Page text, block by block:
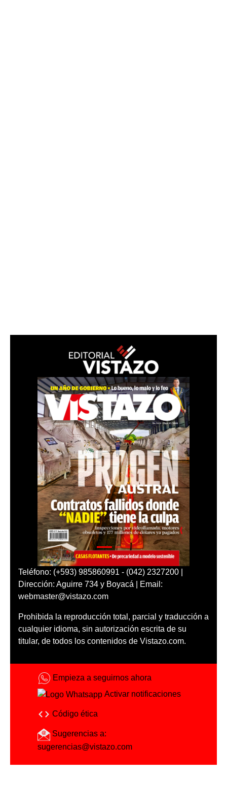
Teléfono: (+593) 985860991 - (042) 2327200 |
Dirección: Aguirre 734 y Boyacá | Email:
webmaster@vistazo.com
Prohibida la reproducción total, parcial y traducción a
cualquier idioma, sin autorización escrita de su
titular, de todos los contenidos de Vistazo.com.
Empieza a seguirnos ahora
Activar notificaciones
Código ética
Sugerencias a:
sugerencias@vistazo.com